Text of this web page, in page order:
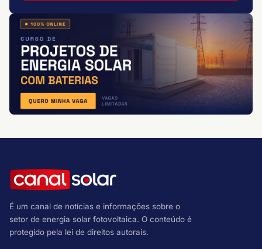
É um canal de notícias e informações sobre o
setor de energia solar fotovoltaica. O conteúdo é
protegido pela lei de direitos autorais.